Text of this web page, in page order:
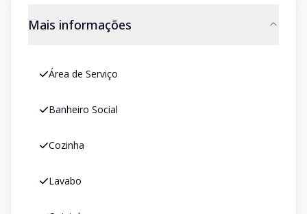
Mais informações
Área de Serviço
Banheiro Social
Cozinha
Lavabo